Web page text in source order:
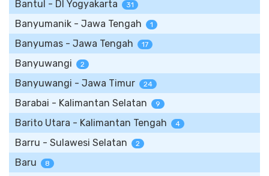
Bantul - DI Yogyakarta 31
Banyumanik - Jawa Tengah 1
Banyumas - Jawa Tengah 17
Banyuwangi 2
Banyuwangi - Jawa Timur 24
Barabai - Kalimantan Selatan 9
Barito Utara - Kalimantan Tengah 4
Barru - Sulawesi Selatan 2
Baru 8